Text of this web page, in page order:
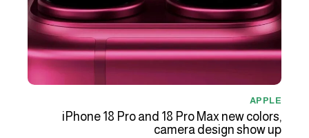
APPLE
iPhone 18 Pro and 18 Pro Max new colors,
camera design show up